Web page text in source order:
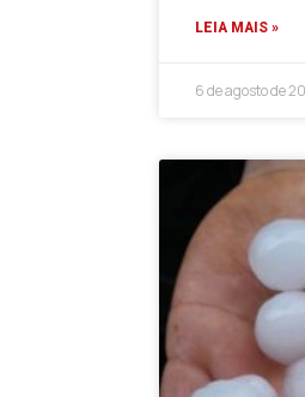
LEIA MAIS »
6 de agosto de